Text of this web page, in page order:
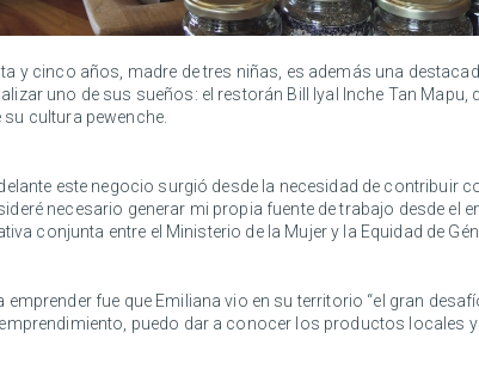
y cinco años, madre de tres niñas, es además una
uno de sus sueños: el restorán Bill Iyal Inche Tan Mapu,
cultura pewenche.
este negocio surgió desde la necesidad de contribuir
necesario generar mi propia fuente de trabajo desde el
conjunta entre el Ministerio de la Mujer y la Equidad de
fue que Emiliana vio en su territorio “el gran
puedo dar a conocer los productos locales